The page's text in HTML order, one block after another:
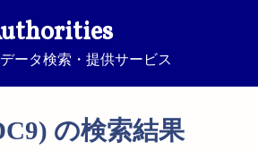
ータ検索・提供サービス
の検索結果